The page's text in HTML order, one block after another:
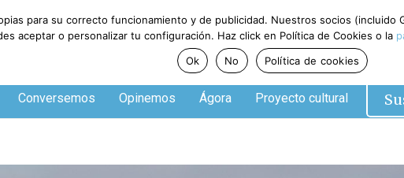
Conversemos Opinemos Ágora Proyecto cultural
para su correcto funcionamiento y de publicidad. Nuestros socios
aceptar o personalizar tu configuración. Haz click en Política de Cookies o la
Ok
No Política de cookies